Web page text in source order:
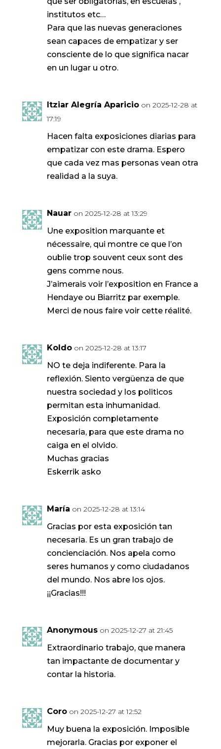
institutos etc…
Para que las nuevas generaciones
sean capaces de empatizar y ser
consciente de lo que significa nacar
en un lugar u otro.
Itziar Alegría Aparicio on 2025-12-28 at
17:19
Hacen falta exposiciones diarias para
empatizar con este drama. Espero
que cada vez mas personas vean otra
realidad a la suya.
Nauar on 2025-12-28 at 13:29
Une exposition marquante et
nécessaire, qui montre ce que l’on
oublie trop souvent ceux sont des
gens comme nous.
J’aimerais voir l’exposition en France a
Hendaye ou Biarritz par exemple.
Merci de nous faire voir cette réalité.
Koldo on 2025-12-28 at 13:17
NO te deja indiferente. Para la
reflexión. Siento vergüenza de que
nuestra sociedad y los politicos
permitan esta inhumanidad.
Exposición completamente
necesaria, para que este drama no
caiga en el olvido.
Muchas gracias
Eskerrik asko
María on 2025-12-28 at 13:14
Gracias por esta exposición tan
necesaria. Es un gran trabajo de
concienciación. Nos apela como
seres humanos y como ciudadanos
del mundo. Nos abre los ojos.
¡¡Gracias!!!
Anonymous on 2025-12-27 at 21:45
Extraordinario trabajo, que manera
tan impactante de documentar y
contar la historia.
Coro on 2025-12-27 at 12:52
Muy buena la exposición. Imposible
mejorarla. Gracias por exponer el